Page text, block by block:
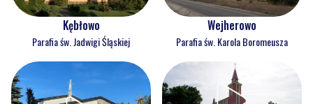
Kębłowo
Parafia św. Jadwigi Śląskiej
Wejherowo
Parafia św. Karola Boromeusza